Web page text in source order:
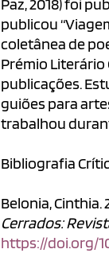
Paz, 2018) foi
publicou
coletânea de
Prémio Literário
publicações.
guiões para
trabalhou
Bibliografia
Belonia,
Cerrados:
https://doi.org/